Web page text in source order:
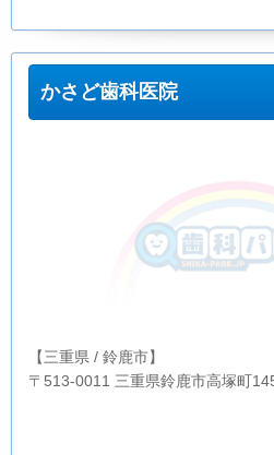
かさど歯科医院
【三重県 / 鈴鹿市】
〒513-0011 三重県鈴鹿市高塚町